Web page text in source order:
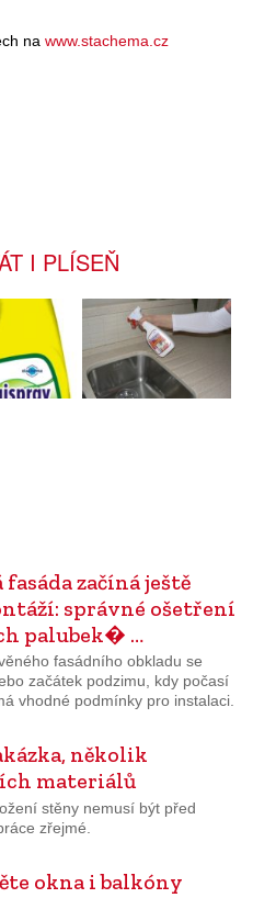
na www.stachema.cz
I PLÍSEŇ
začíná ještě
správné ošetření
palubek� …
fasádního obkladu se
začátek podzimu, kdy počasí
vhodné podmínky pro instalaci.
několik
materiálů
stěny nemusí být před
zřejmé.
okna i balkóny